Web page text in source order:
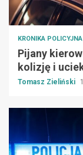
KRONIKA POLICYJNA
Pijany
kolizję i
Tomasz Zieliński